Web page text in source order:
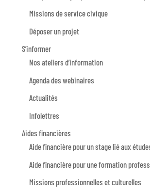
Missions de service civique
Déposer un projet
S’informer
Nos ateliers d’information
Agenda des webinaires
Actualités
Infolettres
Aides financières
Aide financière pour un stage lié aux
Aide financière pour une formation
Missions professionnelles et culturelles